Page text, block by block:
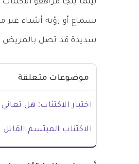
بسماع أو رؤية أشياء غير
شديدة قد تصل بالمريض
موضوعات متعلقة
اختبار الاكتئاب: هل
الاكتئاب المبتسم